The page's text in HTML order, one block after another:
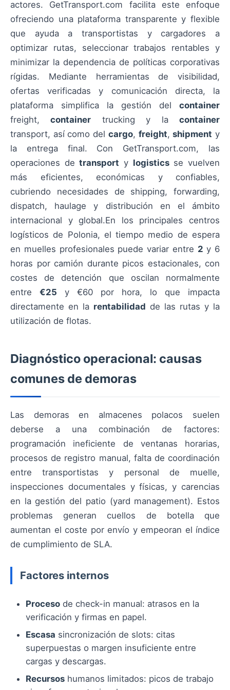
actores. GetTransport.com facilita este enfoque
ofreciendo una plataforma transparente y flexible
que ayuda a transportistas y cargadores a
optimizar rutas, seleccionar trabajos rentables y
minimizar la dependencia de políticas corporativas
rígidas. Mediante herramientas de visibilidad,
ofertas verificadas y comunicación directa, la
plataforma simplifica la gestión del container
freight,container trucking y lacontainer
transport, así como del cargo, freight,shipment y
la entrega final. Con GetTransport.com, las
operaciones detransport y logisticsse vuelven
más eficientes, económicas y confiables,
cubriendo necesidades de shipping, forwarding,
dispatch, haulage y distribución en el ámbito
internacional y global.En los principales centros
logísticos de Polonia, el tiempo medio de espera
en muelles profesionales puede variar entre 2 y 6
horas por camión durante picos estacionales, con
costes de detención que oscilan normalmente
entre €25 y €60 por hora, lo que impacta
directamente en la rentabilidad de las rutas y la
utilización de flotas.
Diagnóstico operacional: causas
comunes de demoras
Las demoras en almacenes polacos suelen
deberse a una combinación de factores:
programación ineficiente de ventanas horarias,
procesos de registro manual, falta de coordinación
entre transportistas y personal de muelle,
inspecciones documentales y físicas, y carencias
en la gestión del patio (yard management). Estos
problemas generan cuellos de botella que
aumentan el coste por envío y empeoran el índice
de cumplimiento de SLA.
Factores internos
Proceso de check-in manual: atrasos en la
verificación y firmas en papel.
Escasa sincronización de slots: citas
superpuestas o margen insuficiente entre
cargas y descargas.
Recursos humanos limitados: picos de trabajo